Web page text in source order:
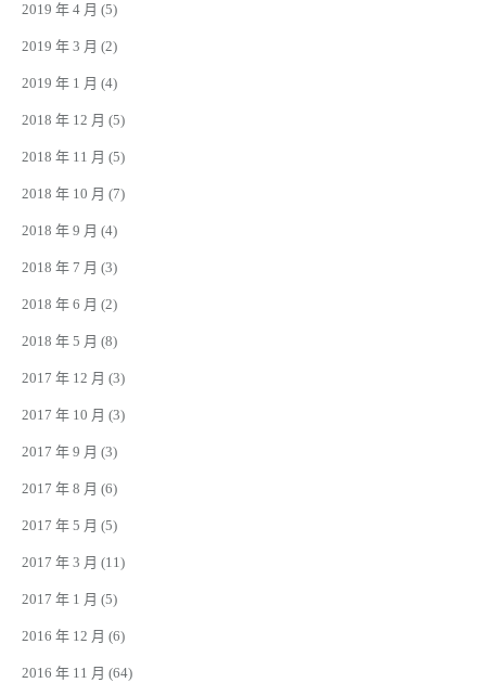
2019 年 4 月 (5)
2019 年 3 月 (2)
2019 年 1 月 (4)
2018 年 12 月 (5)
2018 年 11 月 (5)
2018 年 10 月 (7)
2018 年 9 月 (4)
2018 年 7 月 (3)
2018 年 6 月 (2)
2018 年 5 月 (8)
2017 年 12 月 (3)
2017 年 10 月 (3)
2017 年 9 月 (3)
2017 年 8 月 (6)
2017 年 5 月 (5)
2017 年 3 月 (11)
2017 年 1 月 (5)
2016 年 12 月 (6)
2016 年 11 月 (64)